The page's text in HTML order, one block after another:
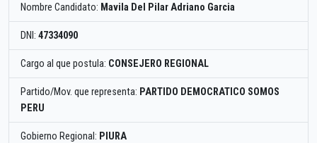
Nombre Candidato: Mavila Del Pilar Adriano Garcia
DNI: 47334090
Cargo al que postula: CONSEJERO REGIONAL
Partido/Mov. que representa: PARTIDO DEMOCRATICO SOMOS
PERU
Gobierno Regional: PIURA